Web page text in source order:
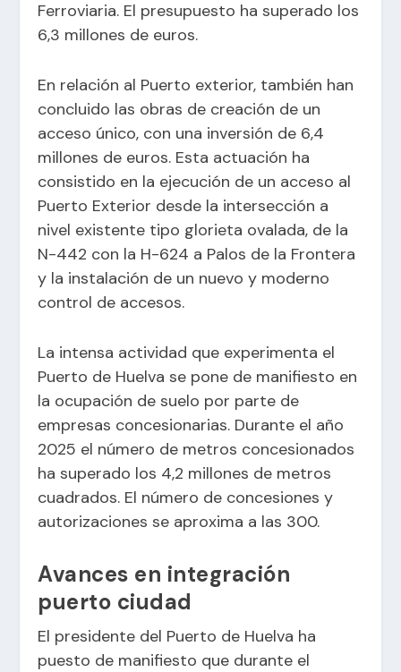
Ferroviaria. El presupuesto ha superado los
6,3 millones de euros.
En relación al Puerto exterior, también han
concluido las obras de creación de un
acceso único, con una inversión de 6,4
millones de euros. Esta actuación ha
consistido en la ejecución de un acceso al
Puerto Exterior desde la intersección a
nivel existente tipo glorieta ovalada, de la
N-442 con la H-624 a Palos de la Frontera
y la instalación de un nuevo y moderno
control de accesos.
La intensa actividad que experimenta el
Puerto de Huelva se pone de manifiesto en
la ocupación de suelo por parte de
empresas concesionarias. Durante el año
2025 el número de metros concesionados
ha superado los 4,2 millones de metros
cuadrados. El número de concesiones y
autorizaciones se aproxima a las 300.
Avances en integración
puerto ciudad
El presidente del Puerto de Huelva ha
puesto de manifiesto que durante el